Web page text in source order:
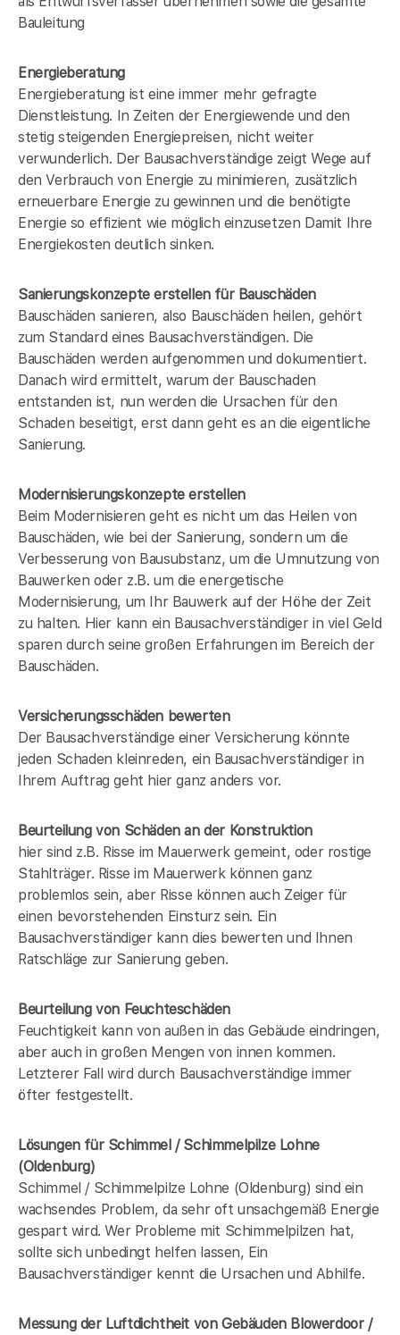
Bauleitung
Energieberatung
Energieberatung ist eine immer mehr gefragte
Dienstleistung. In Zeiten der Energiewende und den
stetig steigenden Energiepreisen, nicht weiter
verwunderlich. Der Bausachverständige zeigt Wege auf
den Verbrauch von Energie zu minimieren, zusätzlich
erneuerbare Energie zu gewinnen und die benötigte
Energie so effizient wie möglich einzusetzen Damit Ihre
Energiekosten deutlich sinken.
Sanierungskonzepte erstellen für Bauschäden
Bauschäden sanieren, also Bauschäden heilen, gehört
zum Standard eines Bausachverständigen. Die
Bauschäden werden aufgenommen und dokumentiert.
Danach wird ermittelt, warum der Bauschaden
entstanden ist, nun werden die Ursachen für den
Schaden beseitigt, erst dann geht es an die eigentliche
Sanierung.
Modernisierungskonzepte erstellen
Beim Modernisieren geht es nicht um das Heilen von
Bauschäden, wie bei der Sanierung, sondern um die
Verbesserung von Bausubstanz, um die Umnutzung von
Bauwerken oder z.B. um die energetische
Modernisierung, um Ihr Bauwerk auf der Höhe der Zeit
zu halten. Hier kann ein Bausachverständiger in viel Geld
sparen durch seine großen Erfahrungen im Bereich der
Bauschäden.
Versicherungsschäden bewerten
Der Bausachverständige einer Versicherung könnte
jeden Schaden kleinreden, ein Bausachverständiger in
Ihrem Auftrag geht hier ganz anders vor.
Beurteilung von Schäden an der Konstruktion
hier sind z.B. Risse im Mauerwerk gemeint, oder rostige
Stahlträger. Risse im Mauerwerk können ganz
problemlos sein, aber Risse können auch Zeiger für
einen bevorstehenden Einsturz sein. Ein
Bausachverständiger kann dies bewerten und Ihnen
Ratschläge zur Sanierung geben.
Beurteilung von Feuchteschäden
Feuchtigkeit kann von außen in das Gebäude eindringen,
aber auch in großen Mengen von innen kommen.
Letzterer Fall wird durch Bausachverständige immer
öfter festgestellt.
Lösungen für Schimmel / Schimmelpilze Lohne
(Oldenburg)
Schimmel / Schimmelpilze Lohne (Oldenburg) sind ein
wachsendes Problem, da sehr oft unsachgemäß Energie
gespart wird. Wer Probleme mit Schimmelpilzen hat,
sollte sich unbedingt helfen lassen, Ein
Bausachverständiger kennt die Ursachen und Abhilfe.
Messung der Luftdichtheit von Gebäuden Blowerdoor /